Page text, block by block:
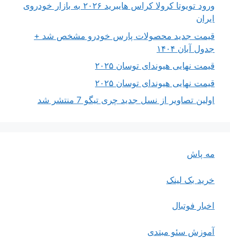
ورود تویوتا کرولا کراس هایبرید ۲۰۲۶ به بازار خودروی
ایران
قیمت جدید محصولات پارس خودرو مشخص شد +
جدول آبان ۱۴۰۴
قیمت نهایی هیوندای توسان ۲۰۲۵
قیمت نهایی هیوندای توسان ۲۰۲۵
اولین تصاویر از نسل جدید چری تیگو 7 منتشر شد
مه پاش
خرید بک لینک
اخبار فوتبال
آموزش سئو مبتدی